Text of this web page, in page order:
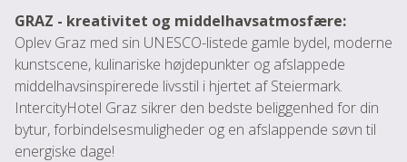
GRAZ - kreativitet og middelhavsatmosfære:
Oplev Graz med sin UNESCO-listede gamle bydel, moderne
kunstscene, kulinariske højdepunkter og afslappede
middelhavsinspirerede livsstil i hjertet af Steiermark.
IntercityHotel Graz sikrer den bedste beliggenhed for din
bytur, forbindelsesmuligheder og en afslappende søvn til
energiske dage!